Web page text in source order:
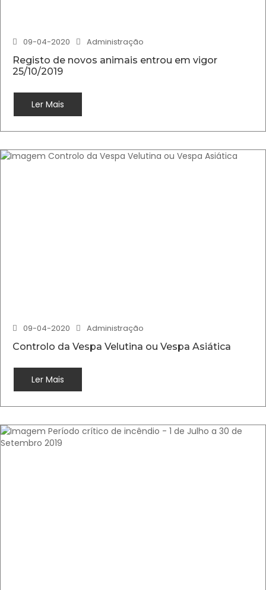
09-04-2020
Administração
Registo de novos animais entrou em vigor
25/10/2019
Ler Mais
09-04-2020
Administração
Controlo da Vespa Velutina ou Vespa Asiática
Ler Mais